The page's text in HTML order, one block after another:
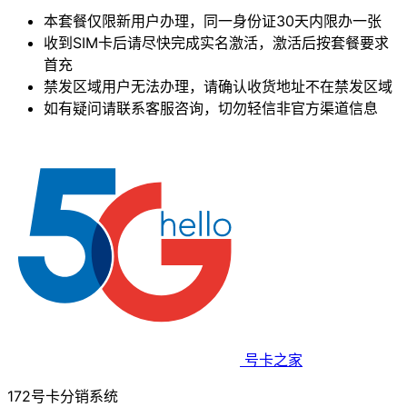
本套餐仅限新用户办理，同一身份证30天内限办一张
收到SIM卡后请尽快完成实名激活，激活后按套餐要求
首充
禁发区域用户无法办理，请确认收货地址不在禁发区域
如有疑问请联系客服咨询，切勿轻信非官方渠道信息
号卡之家
172号卡分销系统